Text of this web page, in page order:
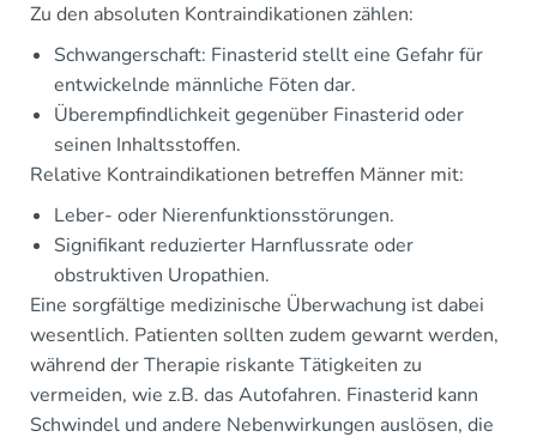
Zu den absoluten Kontraindikationen zählen:
Schwangerschaft: Finasterid stellt eine Gefahr für
entwickelnde männliche Föten dar.
Überempfindlichkeit gegenüber Finasterid oder
seinen Inhaltsstoffen.
Relative Kontraindikationen betreffen Männer mit:
Leber- oder Nierenfunktionsstörungen.
Signifikant reduzierter Harnflussrate oder
obstruktiven Uropathien.
Eine sorgfältige medizinische Überwachung ist dabei
wesentlich. Patienten sollten zudem gewarnt werden,
während der Therapie riskante Tätigkeiten zu
vermeiden, wie z.B. das Autofahren. Finasterid kann
Schwindel und andere Nebenwirkungen auslösen, die